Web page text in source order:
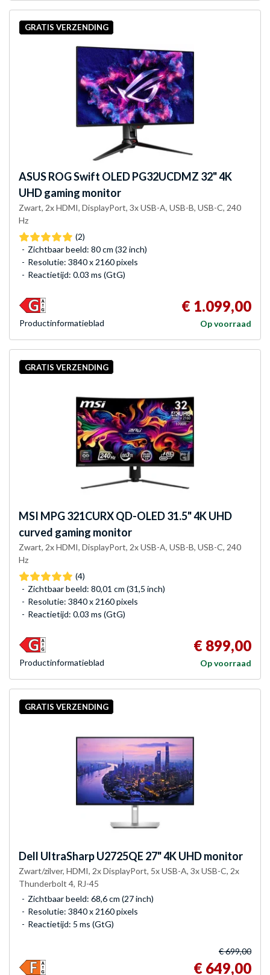
GRATIS VERZENDING
ASUSROG Swift OLED PG32UCDMZ 32" 4K
UHD gaming monitor
Zwart, 2x HDMI, DisplayPort, 3x USB-A, USB-B, USB-C, 240
Hz
(2)
Zichtbaar beeld: 80 cm (32 inch)
Resolutie: 3840 x 2160 pixels
Reactietijd: 0.03 ms (GtG)
€ 1.099,00
Op voorraad
Product­informatieblad
GRATIS VERZENDING
MSI MPG 321CURX QD-OLED 31.5" 4K UHD
curved gaming monitor
Zwart, 2x HDMI, DisplayPort, 2x USB-A, USB-B, USB-C, 240
Hz
(4)
Zichtbaar beeld: 80,01 cm (31,5 inch)
Resolutie: 3840 x 2160 pixels
Reactietijd: 0.03 ms (GtG)
€ 899,00
Op voorraad
Product­informatieblad
GRATIS VERZENDING
Dell UltraSharp U2725QE 27" 4K UHD monitor
Zwart/zilver, HDMI, 2x DisplayPort, 5x USB-A, 3x USB-C, 2x
Thunderbolt 4, RJ-45
Zichtbaar beeld: 68,6 cm (27 inch)
Resolutie: 3840 x 2160 pixels
Reactietijd: 5 ms (GtG)
€ 699,00
€ 649,00